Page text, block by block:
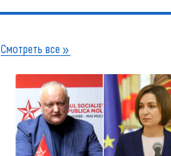
Смотреть все